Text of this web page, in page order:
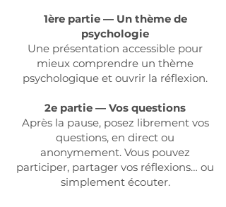
1ère partie — Un thème de
psychologie
Une présentation accessible pour
mieux comprendre un thème
psychologique et ouvrir la réflexion.
2e partie — Vos questions
Après la pause, posez librement vos
questions, en direct ou
anonymement. Vous pouvez
participer, partager vos réflexions… ou
simplement écouter.